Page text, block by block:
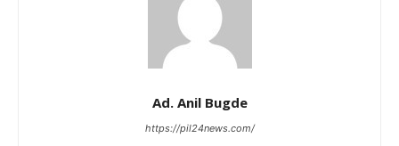
Ad. Anil Bugde
https://pil24news.com/